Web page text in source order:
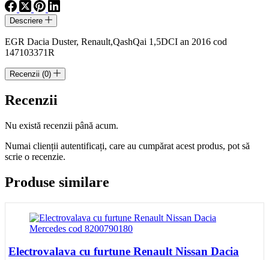
Dci
euro
cod
147104647R
H8201143495
Descriere
EGR Dacia Duster, Renault,QashQai 1,5DCI an 2016 cod
147103371R
Recenzii (0)
Recenzii
Nu există recenzii până acum.
Numai clienții autentificați, care au cumpărat acest produs, pot să
scrie o recenzie.
Produse similare
Electrovalava cu furtune Renault Nissan Dacia